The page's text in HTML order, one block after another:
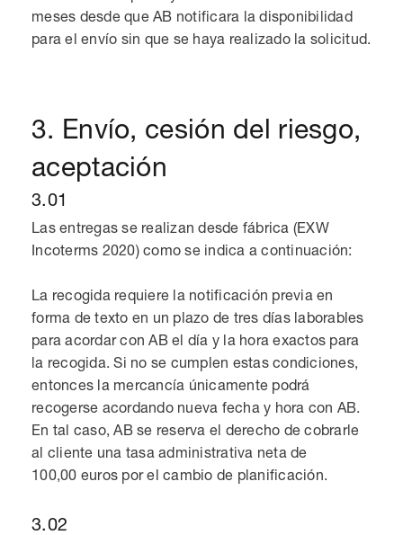
meses desde que AB notificara la disponibilidad
para el envío sin que se haya realizado la solicitud.
3. Envío, cesión del riesgo,
aceptación
3.01
Las entregas se realizan desde fábrica (EXW
Incoterms 2020) como se indica a continuación:
La recogida requiere la notificación previa en
forma de texto en un plazo de tres días laborables
para acordar con AB el día y la hora exactos para
la recogida. Si no se cumplen estas condiciones,
entonces la mercancía únicamente podrá
recogerse acordando nueva fecha y hora con AB.
En tal caso, AB se reserva el derecho de cobrarle
al cliente una tasa administrativa neta de
100,00 euros por el cambio de planificación.
3.02